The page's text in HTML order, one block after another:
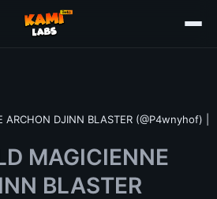
ARCHON DJINN BLASTER (@P4wnyhof) |
MAGICIENNE
BLASTER